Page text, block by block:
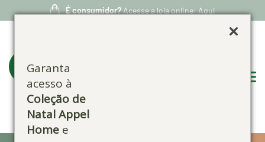
Garanta
acesso à
Coleção de
Natal Appel
Home e
É consumidor?Acesse a loja online: Aqui